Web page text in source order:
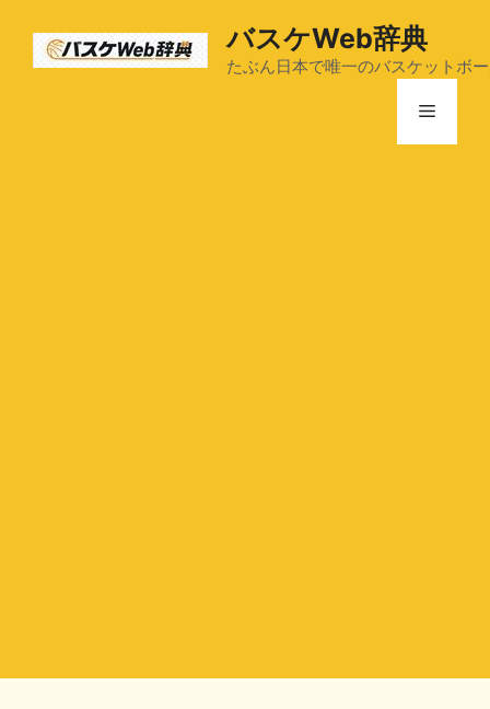
バスケWeb辞典
たぶん日本で唯一のバスケットボ
メ